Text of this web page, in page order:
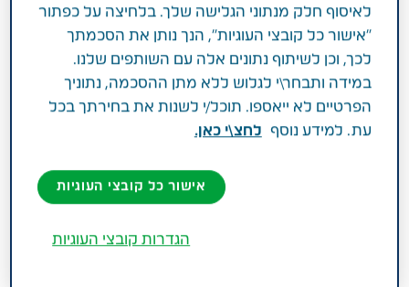
אבל לא הבנתי עד כמה יכול להיות קשה להימנע
מטריגרים. כתלות במה מעורר את האסטמה שלך,
הטריגרים יכולים לארוב בכל מקום! יש טריגרים
לאסטמה שאפילו לא אורבים, הם בבירור בכל מקום.
בעוד שיכול להיראות כמעט בלתי אפשרי לייצר "סביבה
נטולת טריגרים", יש דברים שאפשר לעשות כדי לצמצם
את הסיכון שלכם לחשיפה. כל צעד שתנקטו כדי להימנע
לאיסוף חלק מנתוני הגלישה שלך. בלחיצה על כפתור
"אישור כל קובצי העוגיות", הנך נותן את הסכמתך
לכך, וכן לשיתוף נתונים אלה עם השותפים שלנו.
במידה ותבחר\י לגלוש ללא מתן ההסכמה, נתוניך
הפרטיים לא ייאספו. תוכל/י לשנות את בחירתך בכל
עת. למידע נוסף
לחצ\י כאן.
אישור כל קובצי העוגיות
הגדרות קובצי העוגיות